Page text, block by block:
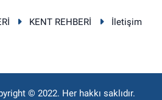
KENT REHBERİ
İletişim
© 2022. Her hakkı saklıdır.